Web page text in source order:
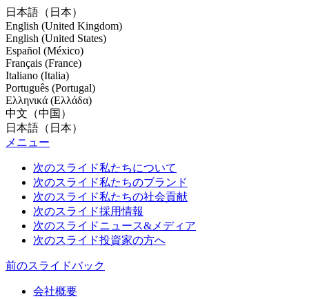
日本語（日本）
English (United Kingdom)
English (United States)
Español (México)
Français (France)
Italiano (Italia)
Português (Portugal)
Ελληνικά (Ελλάδα)
中文（中国）
日本語（日本）
メニュー
次のスライド私たちについて
次のスライド私たちのブランド
次のスライド私たちの社会貢献
次のスライド採用情報
次のスライドニュース&メディア
次のスライド投資家の方へ
前のスライドバック
会社概要